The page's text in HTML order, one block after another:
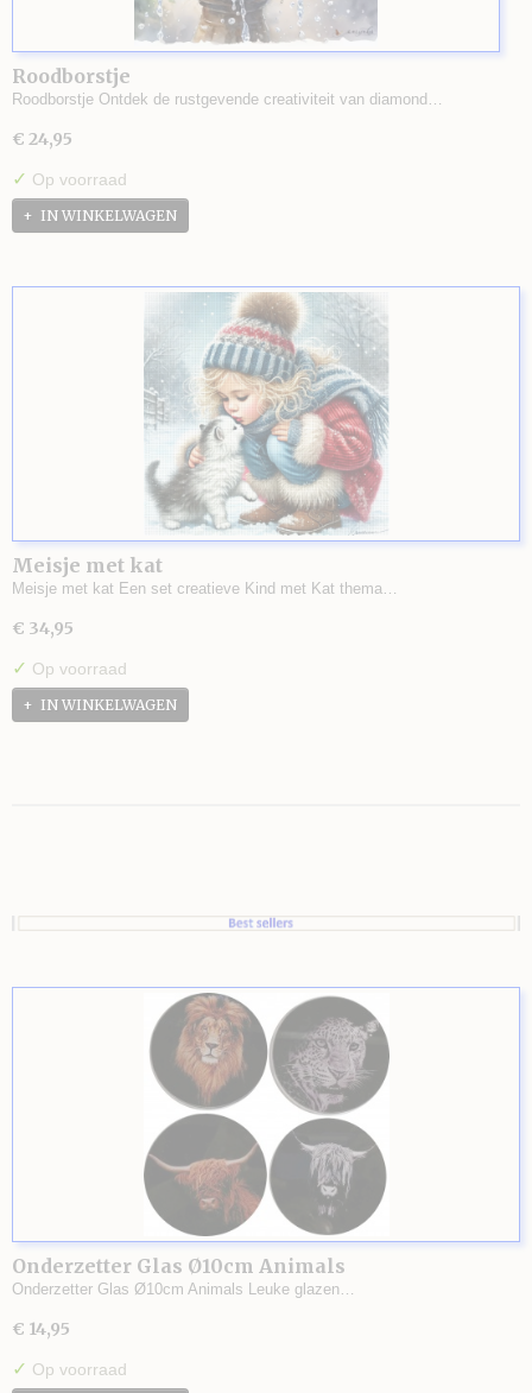
Roodborstje
Roodborstje Ontdek de rustgevende creativiteit van diamond…
€ 24,95
✓ Op voorraad
IN WINKELWAGEN
Meisje met kat
Meisje met kat Een set creatieve Kind met Kat thema…
€ 34,95
✓ Op voorraad
IN WINKELWAGEN
Onderzetter Glas Ø10cm Animals
Onderzetter Glas Ø10cm Animals Leuke glazen…
€ 14,95
✓ Op voorraad